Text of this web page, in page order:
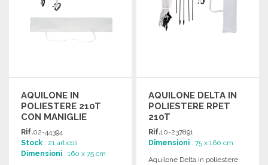
AQUILONE IN
POLIESTERE 210T
CON MANIGLIE
Rif.02-44394
Stock : 21 articoli
Dimensioni : 160 x 75 cm
AQUILONE DELTA IN
POLIESTERE RPET
210T
Rif.10-237891
Dimensioni : 75 x 160 cm
Aquilone Delta in poliestere